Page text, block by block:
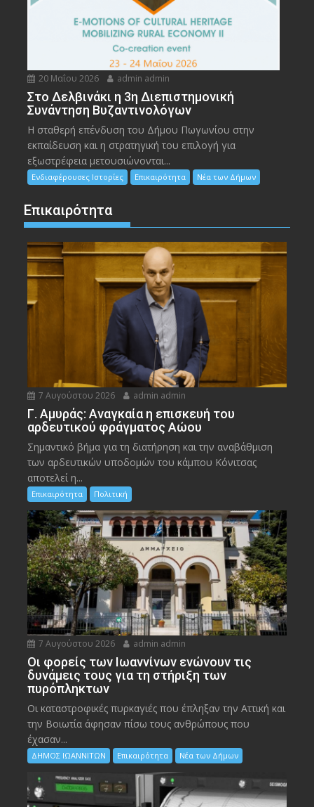
20 Μαΐου 2026 admin admin
Στο Δελβινάκι η 3η Διεπιστημονική
Συνάντηση Βυζαντινολόγων
Η σταθερή επένδυση του Δήμου Πωγωνίου στην
εκπαίδευση και η στρατηγική του επιλογή για
εξωστρέφεια μετουσιώνονται...
Ενδιαφέρουσες Ιστορίες Επικαιρότητα Νέα των Δήμων
Επικαιρότητα
7 Αυγούστου 2026 admin admin
Γ. Αμυράς: Αναγκαία η επισκευή του
αρδευτικού φράγματος Αώου
Σημαντικό βήμα για τη διατήρηση και την αναβάθμιση
των αρδευτικών υποδομών του κάμπου Κόνιτσας
αποτελεί η...
Επικαιρότητα Πολιτική
7 Αυγούστου 2026 admin admin
Οι φορείς των Ιωαννίνων ενώνουν τις
δυνάμεις τους για τη στήριξη των
πυρόπληκτων
Οι καταστροφικές πυρκαγιές που έπληξαν την Αττική και
την Bοιωτία άφησαν πίσω τους ανθρώπους που
έχασαν...
ΔΗΜΟΣ ΙΩΑΝΝΙΤΩΝ Επικαιρότητα Νέα των Δήμων